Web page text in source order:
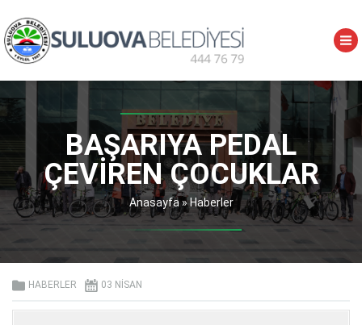
BAŞARIYA PEDAL
ÇEVIREN ÇOCUKLAR
Anasayfa» Haberler
HABERLER 03 NISAN